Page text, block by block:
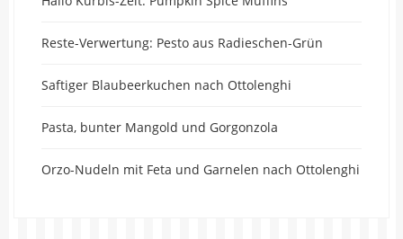
Reste-Verwertung: Pesto aus Radieschen-Grün
Saftiger Blaubeerkuchen nach Ottolenghi
Pasta, bunter Mangold und Gorgonzola
Orzo-Nudeln mit Feta und Garnelen nach Ottolenghi